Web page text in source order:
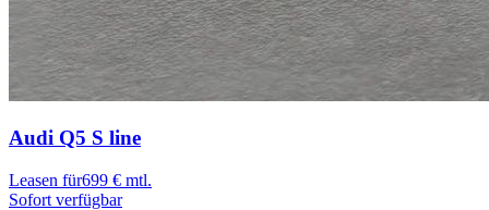
Audi Q5 S line
Leasen für699 € mtl.
Sofort verfügbar